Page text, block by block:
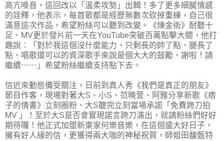
高亢嗓音，這回改以「溫柔攻勢」出輯！多了更多細膩情感
的詮釋，他表示，每首歌都是經歷無數次砍掉重練，自己很
滿意這次作品，希望粉絲可以聽到改變。《煉金術》耐聽十
足、MV更於發片前一天在YouTube突破百萬點擊大關，他打
趣說：「對於我這個沒什麼能力、只剩長的帥了點、腿長了
點、唱歌還可以的資深歌手來說是個大大的鼓勵、謝啦！請
繼續⋯⋯」希望粉絲繼續支持點下去。
信近來動態備受關注，日前到真人秀《我們是真正的朋友》
節目作客，現場對著大S、小S、范曉萱、阿雅分享新歌《痞
子的情書》立刻圈粉、大S聽完立刻當場承諾「免費跨刀拍
MV 」！至於大S是否會實現諾言跨刀演出，就請粉絲們好好
期待囉！他正式加盟新東家何樂音樂，在這個盛大好日子，
擁有好人緣的信，更獲得兩大咖的神秘祝賀，師姐田馥甄特